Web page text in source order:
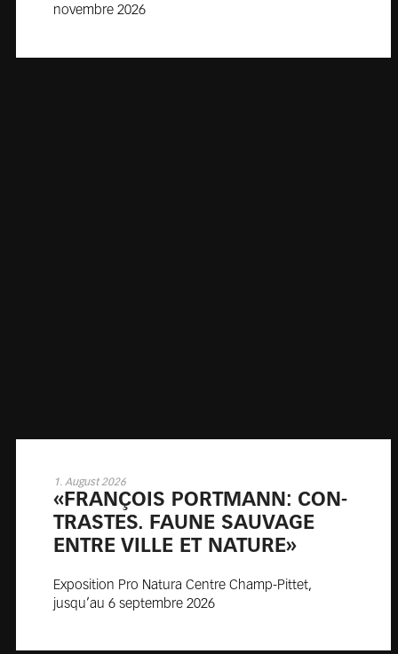
novembre 2026
1. August 2026
«FRAN­ÇOIS PORT­MANN: CON­
TRASTES. FAUNE SAU­VAGE
ENTRE VILLE ET NA­TURE»
Exposition Pro Natura Centre Champ-Pittet,
jusqu’au 6 septembre 2026